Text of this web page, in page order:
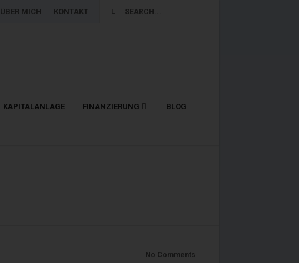
ÜBER MICH KONTAKT
KAPITALANLAGE FINANZIERUNG BLOG
No Comments